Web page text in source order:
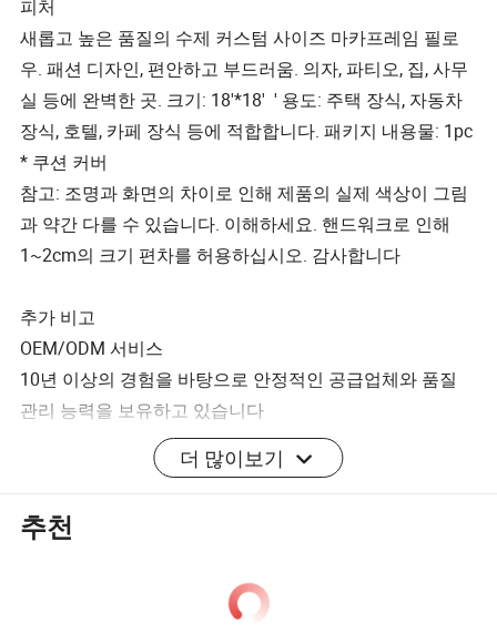
피처
새롭고 높은 품질의 수제 커스텀 사이즈 마카프레임 필로
우. 패션 디자인, 편안하고 부드러움. 의자, 파티오, 집, 사무
실 등에 완벽한 곳. 크기: 18'*18' ' 용도: 주택 장식, 자동차
장식, 호텔, 카페 장식 등에 적합합니다. 패키지 내용물: 1pc
* 쿠션 커버
참고: 조명과 화면의 차이로 인해 제품의 실제 색상이 그림
과 약간 다를 수 있습니다. 이해하세요. 핸드워크로 인해
1~2cm의 크기 편차를 허용하십시오. 감사합니다
추가 비고
OEM/ODM 서비스
10년 이상의 경험을 바탕으로 안정적인 공급업체와 품질
관리 능력을 보유하고 있습니다
사용자 정의를 수락합니다
미국에 오신 것을 환영합니다!!
색상, 크기, 직물, 재료, 자수 또는 인쇄 로고, 패키지는 모두
더 많이보기
추천